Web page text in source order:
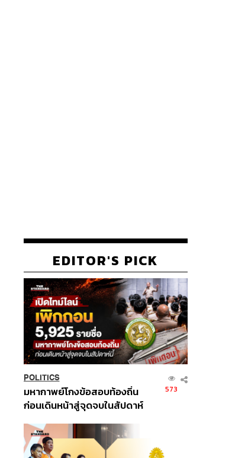
EDITOR'S PICK
POLITICS
มหากาพย์โกงข้อสอบท้องถิ่น
ก่อนเดินหน้าสู่จุดจบในสัปดาห์
573